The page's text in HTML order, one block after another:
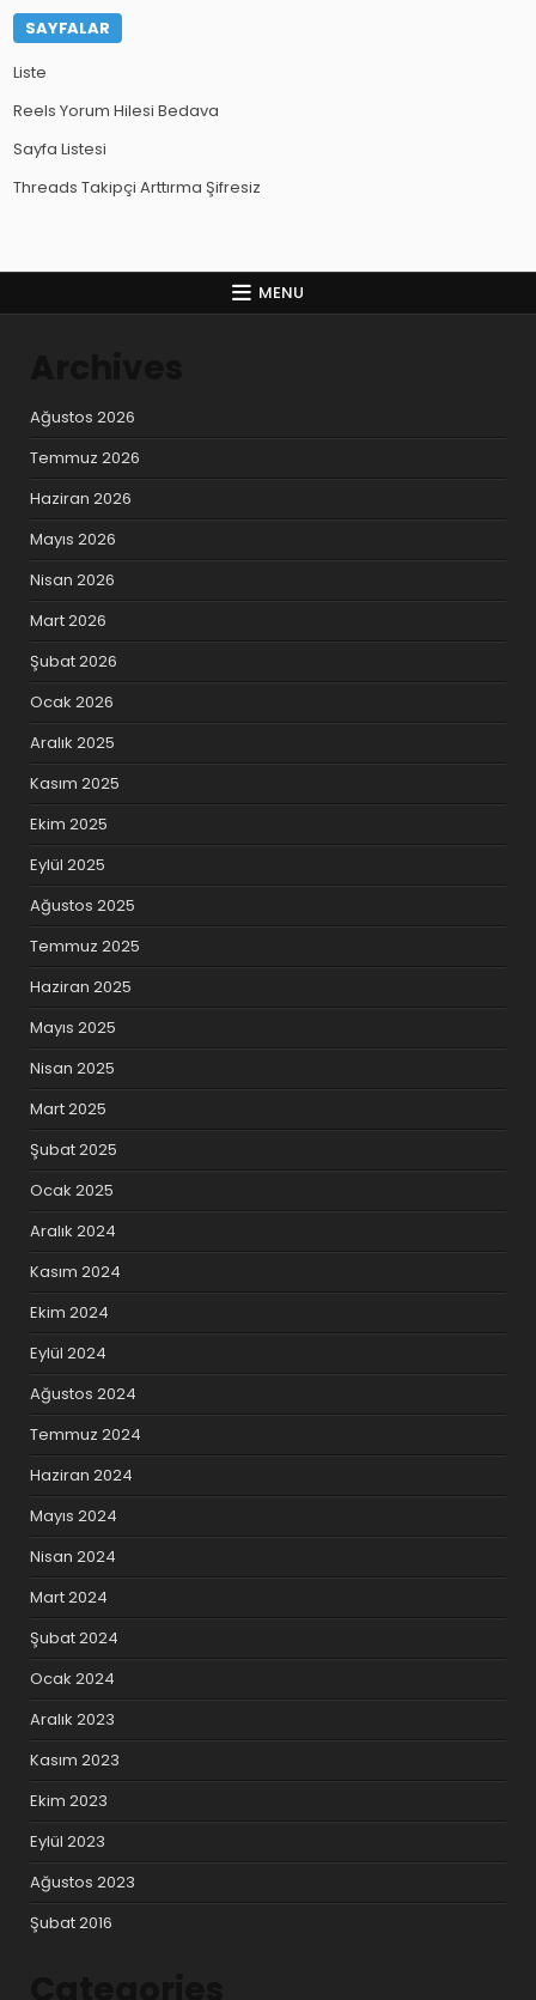
SAYFALAR
Liste
Reels Yorum Hilesi Bedava
Sayfa Listesi
Threads Takipçi Arttırma Şifresiz
MENU
Ağustos 2026
Temmuz 2026
Haziran 2026
Mayıs 2026
Nisan 2026
Mart 2026
Şubat 2026
Ocak 2026
Aralık 2025
Kasım 2025
Ekim 2025
Eylül 2025
Ağustos 2025
Temmuz 2025
Haziran 2025
Mayıs 2025
Nisan 2025
Mart 2025
Şubat 2025
Ocak 2025
Aralık 2024
Kasım 2024
Ekim 2024
Eylül 2024
Ağustos 2024
Temmuz 2024
Haziran 2024
Mayıs 2024
Nisan 2024
Mart 2024
Şubat 2024
Ocak 2024
Aralık 2023
Kasım 2023
Ekim 2023
Eylül 2023
Ağustos 2023
Şubat 2016